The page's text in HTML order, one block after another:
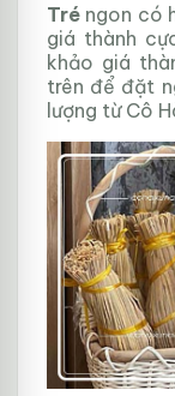
Tré ngon có
giá thành
khảo giá
trên để đặt
lượng từ Cô